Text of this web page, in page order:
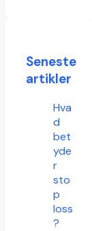
Seneste
artikler
Hva
d
bet
yde
r
sto
p
loss
?